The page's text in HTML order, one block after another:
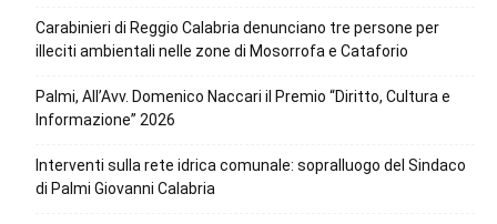
Carabinieri di Reggio Calabria denunciano tre persone per
illeciti ambientali nelle zone di Mosorrofa e Cataforio
Palmi, All’Avv. Domenico Naccari il Premio “Diritto, Cultura e
Informazione” 2026
Interventi sulla rete idrica comunale: sopralluogo del Sindaco
di Palmi Giovanni Calabria